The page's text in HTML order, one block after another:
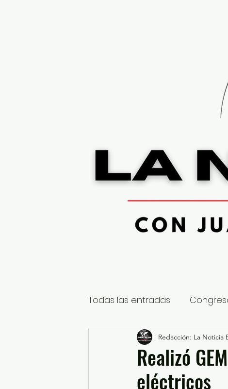
Todas las entradas
Nacional
Educación y Cultura
Realizó
eléctricos
Redacción: La Noticia